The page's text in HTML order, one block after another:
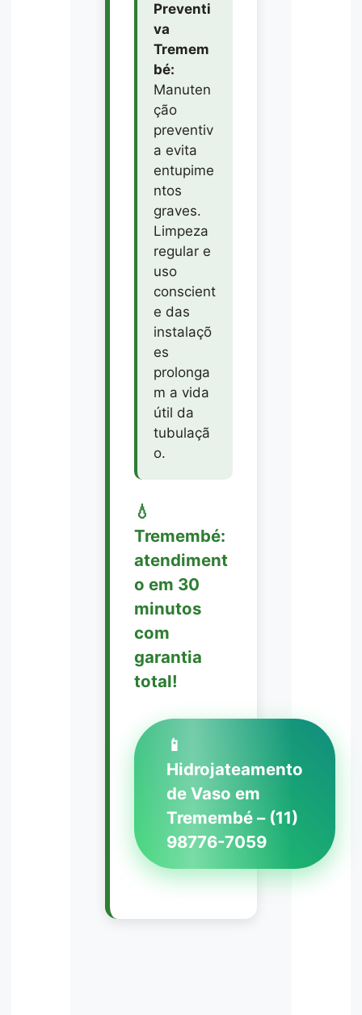
Preventi
va
Tremem
bé:
Manuten
ção
preventiv
a evita
entupime
ntos
graves.
Limpeza
regular e
uso
conscient
e das
instalaçõ
es
prolonga
m a vida
útil da
tubulaçã
o.
💧
Tremembé:
atendiment
o em 30
minutos
com
garantia
total!
📱
Hidrojateamento
de Vaso em
Tremembé – (11)
98776-7059